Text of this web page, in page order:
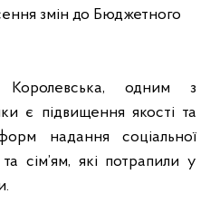
змін до Бюджетного
одним з
є підвищення якості та
надання соціальної
сім’ям, які потрапили у